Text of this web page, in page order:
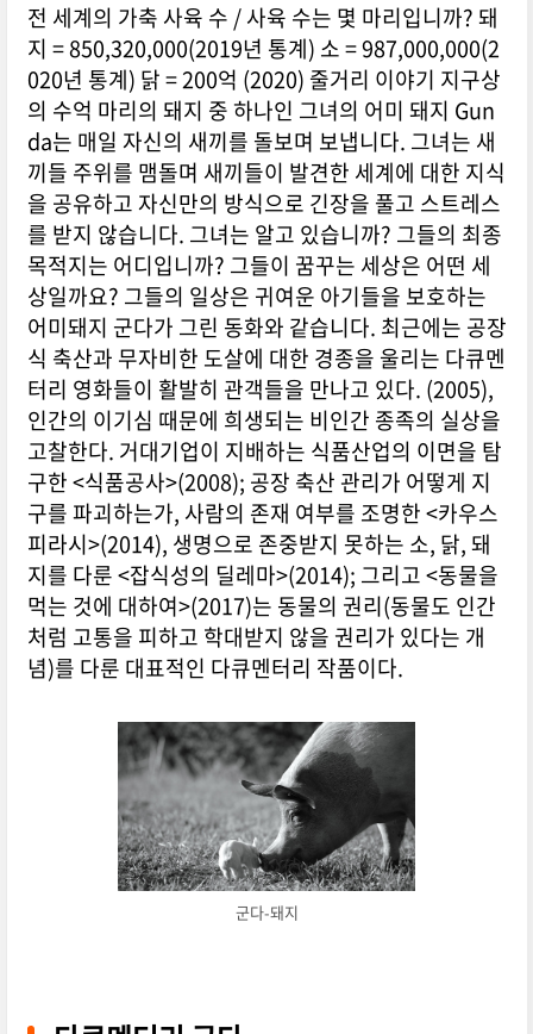
전 세계의 가축 사육 수 / 사육 수는 몇 마리입니까? 돼
지 = 850,320,000(2019년 통계) 소 = 987,000,000(2
020년 통계) 닭 = 200억 (2020) 줄거리 이야기 지구상
의 수억 마리의 돼지 중 하나인 그녀의 어미 돼지 Gun
da는 매일 자신의 새끼를 돌보며 보냅니다. 그녀는 새
끼들 주위를 맴돌며 새끼들이 발견한 세계에 대한 지식
을 공유하고 자신만의 방식으로 긴장을 풀고 스트레스
를 받지 않습니다. 그녀는 알고 있습니까? 그들의 최종
목적지는 어디입니까? 그들이 꿈꾸는 세상은 어떤 세
상일까요? 그들의 일상은 귀여운 아기들을 보호하는
어미돼지 군다가 그린 동화와 같습니다. 최근에는 공장
식 축산과 무자비한 도살에 대한 경종을 울리는 다큐멘
터리 영화들이 활발히 관객들을 만나고 있다. (2005),
인간의 이기심 때문에 희생되는 비인간 종족의 실상을
고찰한다. 거대기업이 지배하는 식품산업의 이면을 탐
구한 <식품공사>(2008); 공장 축산 관리가 어떻게 지
구를 파괴하는가, 사람의 존재 여부를 조명한 <카우스
피라시>(2014), 생명으로 존중받지 못하는 소, 닭, 돼
지를 다룬 <잡식성의 딜레마>(2014); 그리고 <동물을
먹는 것에 대하여>(2017)는 동물의 권리(동물도 인간
처럼 고통을 피하고 학대받지 않을 권리가 있다는 개
념)를 다룬 대표적인 다큐멘터리 작품이다.
군다-돼지